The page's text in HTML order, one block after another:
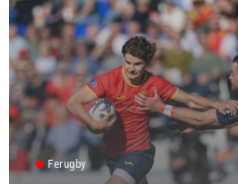
Ferugby